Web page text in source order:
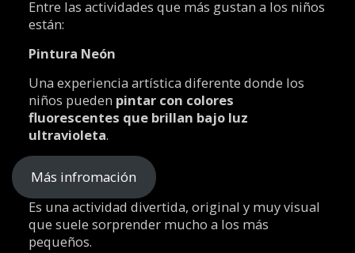
Entre las actividades que más gustan a los niños
están:
Pintura Neón
Una experiencia artística diferente donde los
niños pueden pintar con colores
fluorescentes que brillan bajo luz
ultravioleta.
Más infromación
Es una actividad divertida, original y muy visual
que suele sorprender mucho a los más
pequeños.